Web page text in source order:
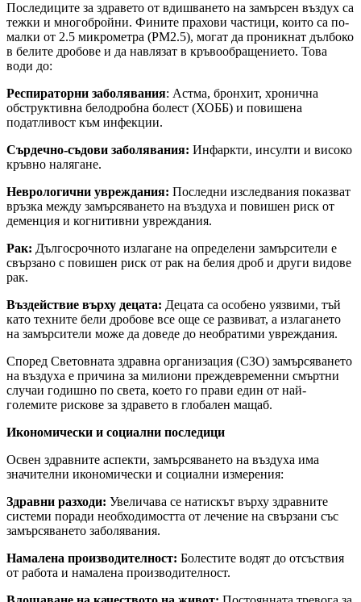
Последиците за здравето от вдишването на замърсен въздух са
тежки и многобройни. Фините прахови частици, които са по-
малки от 2.5 микрометра (PM2.5), могат да проникнат дълбоко
в белите дробове и да навлязат в кръвообращението. Това
води до:
Респираторни заболявания: Астма, бронхит, хронична
обструктивна белодробна болест (ХОББ) и повишена
податливост към инфекции.
Сърдечно-съдови заболявания: Инфаркти, инсулти и високо
кръвно налягане.
Неврологични увреждания: Последни изследвания показват
връзка между замърсяването на въздуха и повишен риск от
деменция и когнитивни увреждания.
Рак: Дългосрочното излагане на определени замърсители е
свързано с повишен риск от рак на белия дроб и други видове
рак.
Въздействие върху децата: Децата са особено уязвими, тъй
като техните бели дробове все още се развиват, а излагането
на замърсители може да доведе до необратими увреждания.
Според Световната здравна организация (СЗО) замърсяването
на въздуха е причина за милиони преждевременни смъртни
случаи годишно по света, което го прави един от най-
големите рискове за здравето в глобален мащаб.
Икономически и социални последици
Освен здравните аспекти, замърсяването на въздуха има
значителни икономически и социални измерения:
Здравни разходи: Увеличава се натискът върху здравните
системи поради необходимостта от лечение на свързани със
замърсяването заболявания.
Намалена производителност: Болестите водят до отсъствия
от работа и намалена производителност.